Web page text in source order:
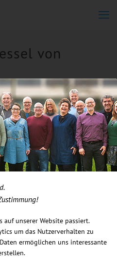
von
ErgonomieWelt.de
|Cookie
von der
unserer Website passiert.
um das Nutzerverhalten zu
ermöglichen uns interessante